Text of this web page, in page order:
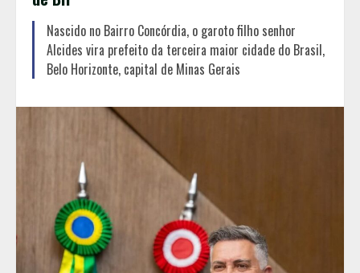
Nascido no Bairro Concórdia, o garoto filho senhor
Alcides vira prefeito da terceira maior cidade do Brasil,
Belo Horizonte, capital de Minas Gerais